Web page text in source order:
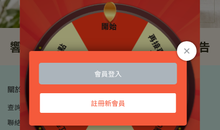
響應環保減塑｜提袋提供方式調整公告
關於 養元堂
查詢 我的帳戶 訂單說明 服務條款
聯絡我們